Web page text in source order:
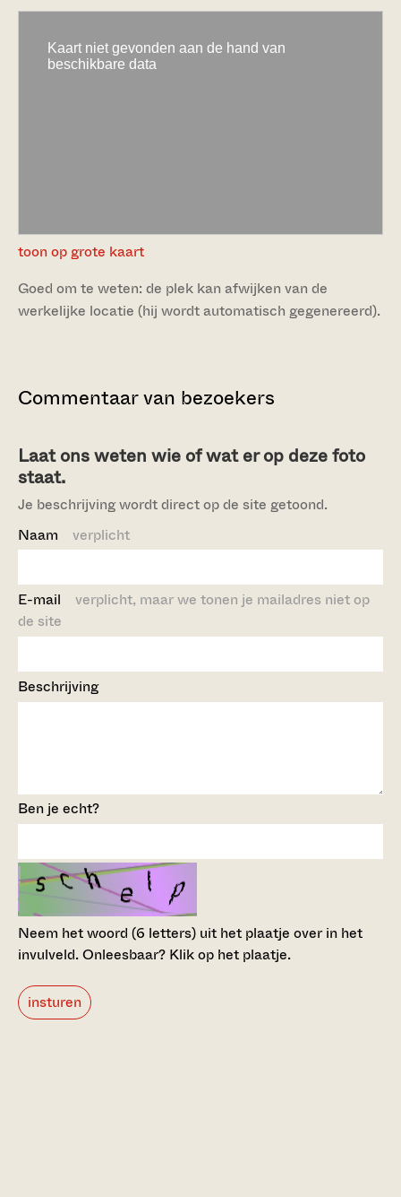
toon op grote kaart
Goed om te weten: de plek kan afwijken van de
werkelijke locatie (hij wordt automatisch gegenereerd).
Commentaar van bezoekers
Laat ons weten wie of wat er op deze foto
staat.
Je beschrijving wordt direct op de site getoond.
Naam verplicht
E-mail verplicht, maar we tonen je mailadres niet op
de site
Beschrijving
Ben je echt?
Neem het woord (6 letters) uit het plaatje over in het
invulveld.Onleesbaar? Klik op het plaatje.
insturen